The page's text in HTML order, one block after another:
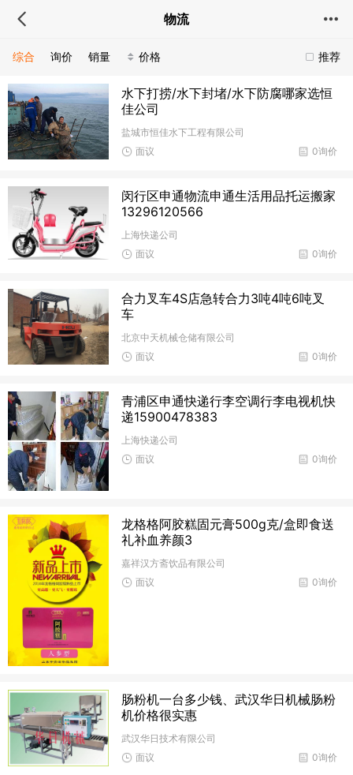
物流
推荐
综合 询价 销量 价格
水下打捞/水下封堵/水下防腐哪家选恒
佳公司
盐城市恒佳水下工程有限公司
0询价
面议
闵行区申通物流申通生活用品托运搬家
13296120566
上海快递公司
0询价
面议
合力叉车4S店急转合力3吨4吨6吨叉
车
北京中天机械仓储有限公司
0询价
面议
青浦区申通快递行李空调行李电视机快
递15900478383
上海快递公司
0询价
面议
龙格格阿胶糕固元膏500g克/盒即食送
礼补血养颜3
嘉祥汉方斋饮品有限公司
0询价
面议
肠粉机一台多少钱、武汉华日机械肠粉
机价格很实惠
武汉华日技术有限公司
0询价
面议